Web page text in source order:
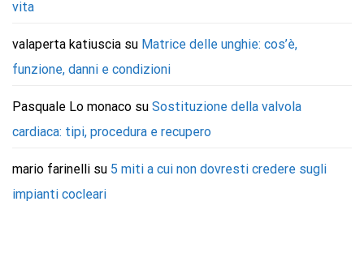
vita
valaperta katiuscia su Matrice delle unghie: cos’è,
funzione, danni e condizioni
Pasquale Lo monaco su Sostituzione della valvola
cardiaca: tipi, procedura e recupero
mario farinelli su 5 miti a cui non dovresti credere sugli
impianti cocleari